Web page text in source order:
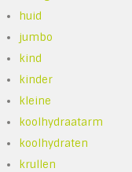
huid
jumbo
kind
kinder
kleine
koolhydraatarm
koolhydraten
krullen